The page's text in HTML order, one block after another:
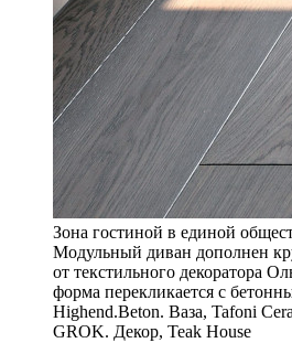
Зона гостиной в единой
Модульный диван дополнен
от текстильного декоратора
форма перекликается с
Highend.Beton. Ваза, Tafoni
GROK. Декор, Teak House